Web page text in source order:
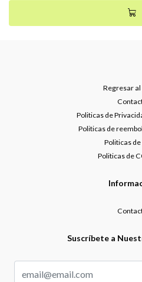
Regresar al
Politicas de
Politicas de
Politicas
Politicas de
Suscríbete a